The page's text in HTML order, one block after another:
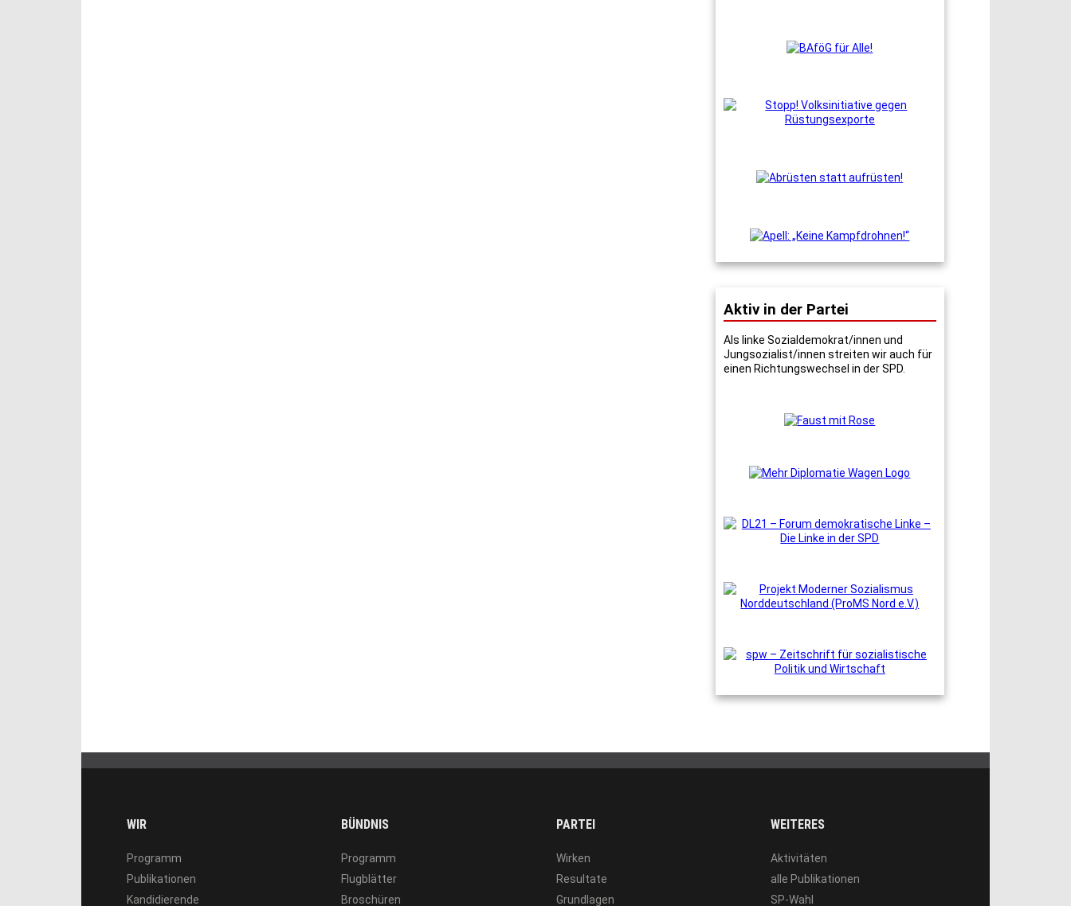
Aktiv in der Partei
Als linke Sozialdemokrat/innen und
Jungsozialist/innen streiten wir auch für
einen Richtungswechsel in der SPD.
WIR
Programm
Publikationen
Kandidierende
BÜNDNIS
Programm
Flugblätter
Broschüren
PARTEI
Wirken
Resultate
Grundlagen
WEITERES
Aktivitäten
alle Publikationen
SP-Wahl